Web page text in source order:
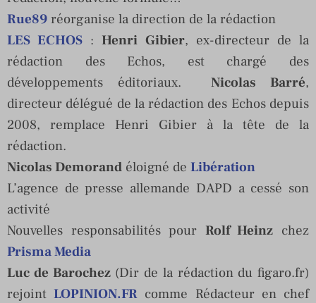
Rue89 réorganise la direction de la rédaction
LES ECHOS :Henri Gibier, ex-directeur de la
rédaction des Echos, est chargé des
développements éditoriaux. Nicolas Barré,
directeur délégué de la rédaction des Echos depuis
2008, remplace Henri Gibier à la tête de la
rédaction.
Nicolas Demorand éloigné de Libération
L’agence de presse allemande DAPD a cessé son
activité
Nouvelles responsabilités pour Rolf Heinz chez
Prisma Media
Luc de Barochez(Dir de la rédaction du figaro.fr)
rejointLOPINION.FR comme Rédacteur en chef